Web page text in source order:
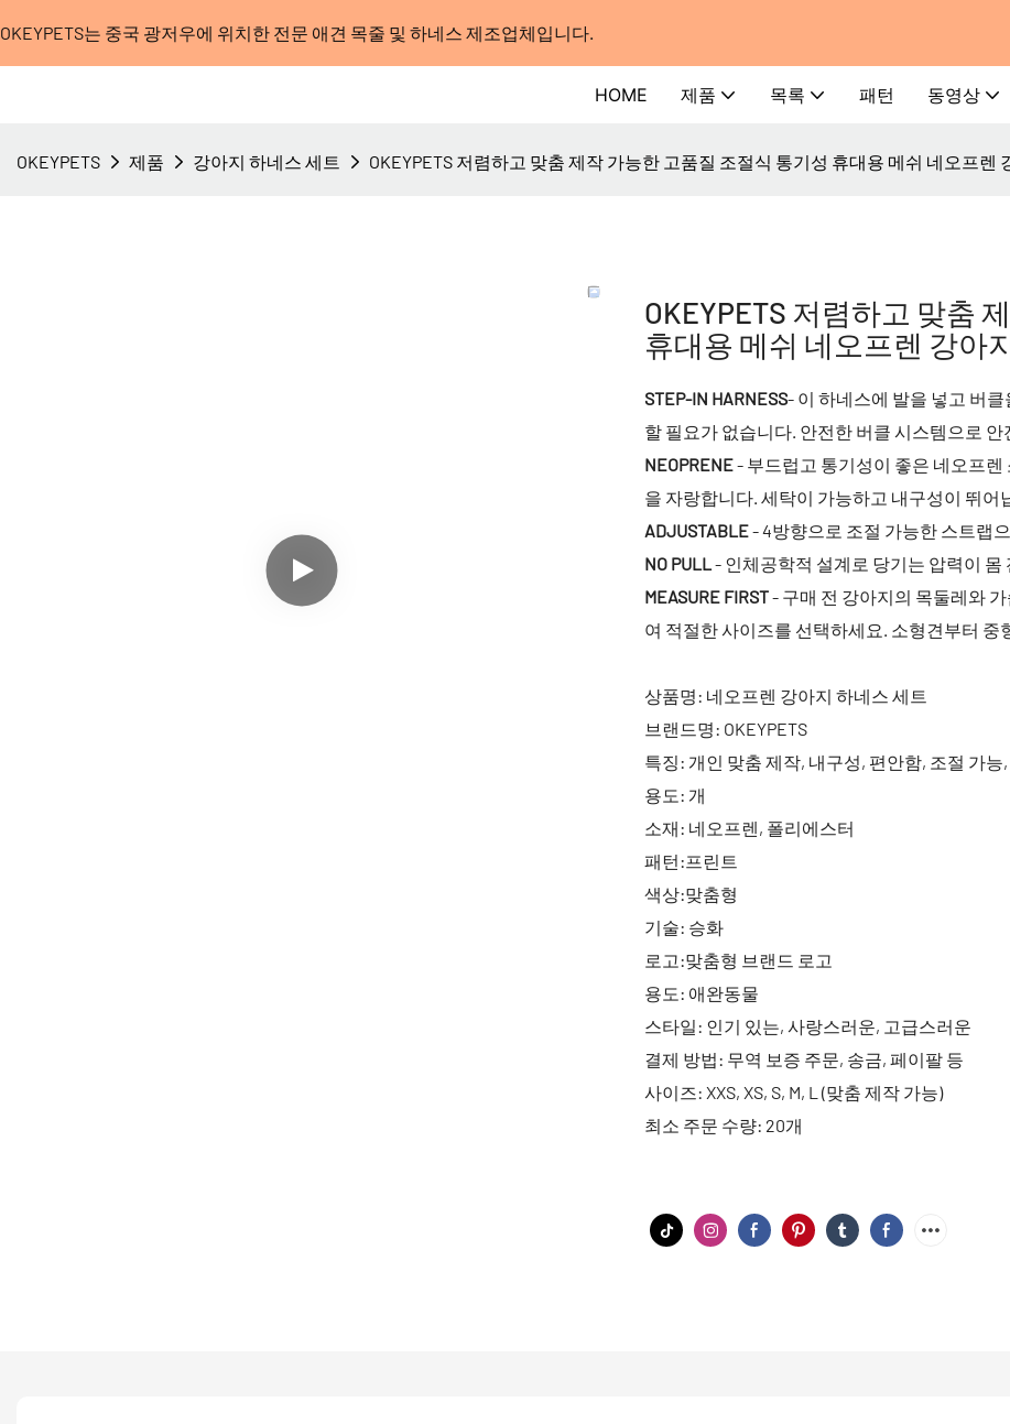
OKEYPETS는 중국 광저우에 위치한 전문 애견 목줄 및 하네스 제조업체입니다.
HOME 제품 목록 패턴 동영상
OKEYPETS 제품 강아지 하네스 세트 OKEYPETS 저렴하고 맞춤 제작 가능한 고품질 조절식 통기성 휴대용 메쉬 네오프렌
OKEYPETS 저렴하고 맞춤
휴대용 메쉬 네오프렌 강아
STEP-IN HARNESS- 이 하네스에 발을 넣고 버
할 필요가 없습니다. 안전한 버클 시스템으로
NEOPRENE- 부드럽고 통기성이 좋은 네오프
을 자랑합니다. 세탁이 가능하고 내구성이 뛰어
ADJUSTABLE- 4방향으로 조절 가능한 스트랩
NO PULL - 인체공학적 설계로 당기는 압력이
MEASURE FIRST- 구매 전 강아지의 목둘레와
여 적절한 사이즈를 선택하세요. 소형견부터 중
상품명: 네오프렌 강아지 하네스 세트
브랜드명: OKEYPETS
특징: 개인 맞춤 제작, 내구성, 편안함, 조절 가능
용도: 개
소재: 네오프렌, 폴리에스터
패턴:프린트
색상:맞춤형
기술: 승화
로고:맞춤형 브랜드 로고
용도: 애완동물
스타일: 인기 있는, 사랑스러운, 고급스러운
결제 방법: 무역 보증 주문, 송금, 페이팔 등
사이즈: XXS, XS, S, M, L (맞춤 제작 가능)
최소 주문 수량: 20개